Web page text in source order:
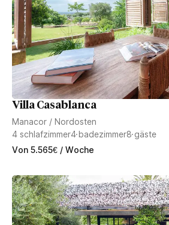
Villa Casablanca
Manacor / Nordosten
4 schlafzimmer4badezimmer8gäste
Von 5.565€ / Woche